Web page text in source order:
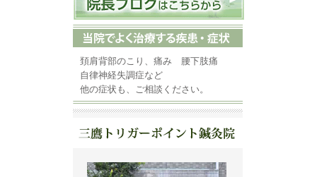
頚肩背部のこり、痛み 腰下肢痛
自律神経失調症など
他の症状も、ご相談ください。